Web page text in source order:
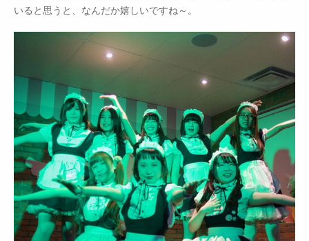
いると思うと、なんだか嬉しいですね～。